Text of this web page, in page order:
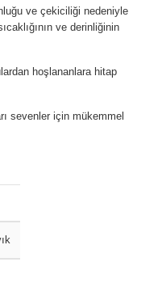
ve çekiciliği nedeniyle
ve derinliğinin
hoşlananlara hitap
sevenler için mükemmel